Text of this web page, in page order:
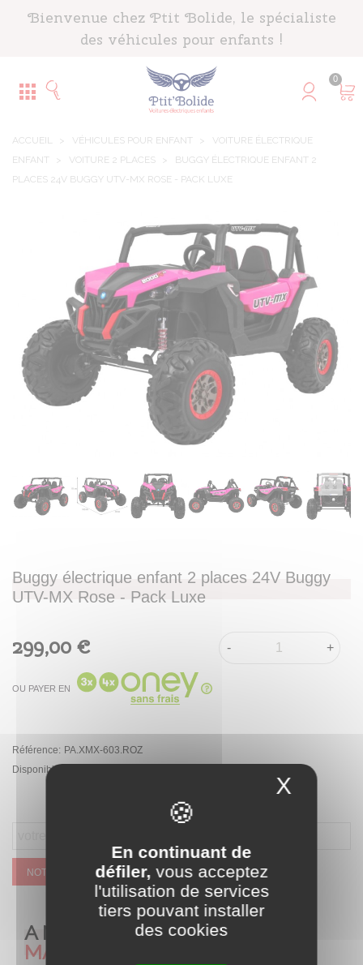
Bienvenue chez Ptit Bolide, le spécialiste
des véhicules pour enfants !
0
ACCUEIL > VÉHICULES POUR ENFANT >
VOITURE ÉLECTRIQUE
ENFANT
> VOITURE 2 PLACES >
BUGGY ÉLECTRIQUE ENFANT 2
PLACES 24V BUGGY UTV-MX ROSE - PACK LUXE
Buggy électrique enfant 2 places 24V Buggy
UTV-MX Rose - Pack Luxe
299,00 €
OU PAYER EN
- +
Référence: PA.XMX-603.ROZ
Disponibilité :
NOTIFIEZ MOI QUAND CE SERA DISPONIBLE
A NE PAS
MANQUER
En continuant de
défiler, vous acceptez
l'utilisation de services
tiers pouvant installer
des cookies
X